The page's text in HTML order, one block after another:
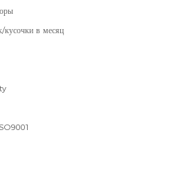
в месяц